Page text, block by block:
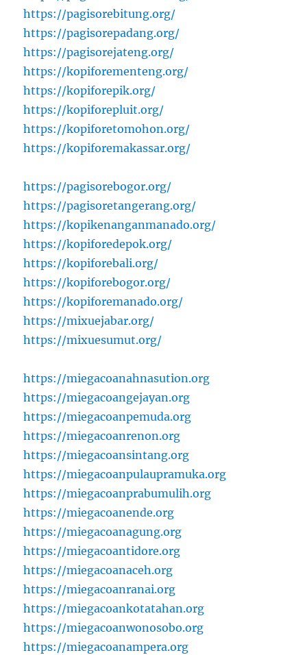
https://pagisorebitung.org/
https://pagisorepadang.org/
https://pagisorejateng.org/
https://kopiforementeng.org/
https://kopiforepik.org/
https://kopiforepluit.org/
https://kopiforetomohon.org/
https://kopiforemakassar.org/
https://pagisorebogor.org/
https://pagisoretangerang.org/
https://kopikenanganmanado.org/
https://kopiforedepok.org/
https://kopiforebali.org/
https://kopiforebogor.org/
https://kopiforemanado.org/
https://mixuejabar.org/
https://mixuesumut.org/
https://miegacoanahnasution.org
https://miegacoangejayan.org
https://miegacoanpemuda.org
https://miegacoanrenon.org
https://miegacoansintang.org
https://miegacoanpulaupramuka.org
https://miegacoanprabumulih.org
https://miegacoanende.org
https://miegacoanagung.org
https://miegacoantidore.org
https://miegacoanaceh.org
https://miegacoanranai.org
https://miegacoankotatahan.org
https://miegacoanwonosobo.org
https://miegacoanampera.org